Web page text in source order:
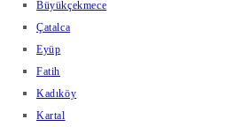
Büyükçekmece
Çatalca
Eyüp
Fatih
Kadıköy
Kartal